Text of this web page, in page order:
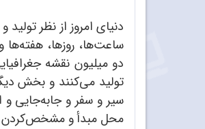
دنیای امروز از نظر
ساعت‌ها، روزها،
دو میلیون نقشه
تولید می‌کنند و بخش
سیر و سفر و جابه‌جایی و
محل مبدأ و مشخص‌کردن